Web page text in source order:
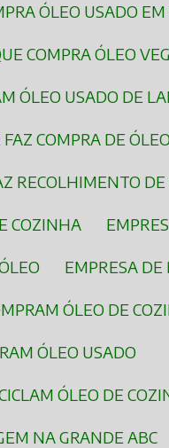
ÓLEO USADO
COMPRA ÓLEO
ÓLEO USADO DE
FAZ COMPRA DE
RECOLHIMENTO
COZINHA
EMPRESA
ÓLEO DE
ÓLEO USADO
ÓLEO DE
NA GRANDE ABC